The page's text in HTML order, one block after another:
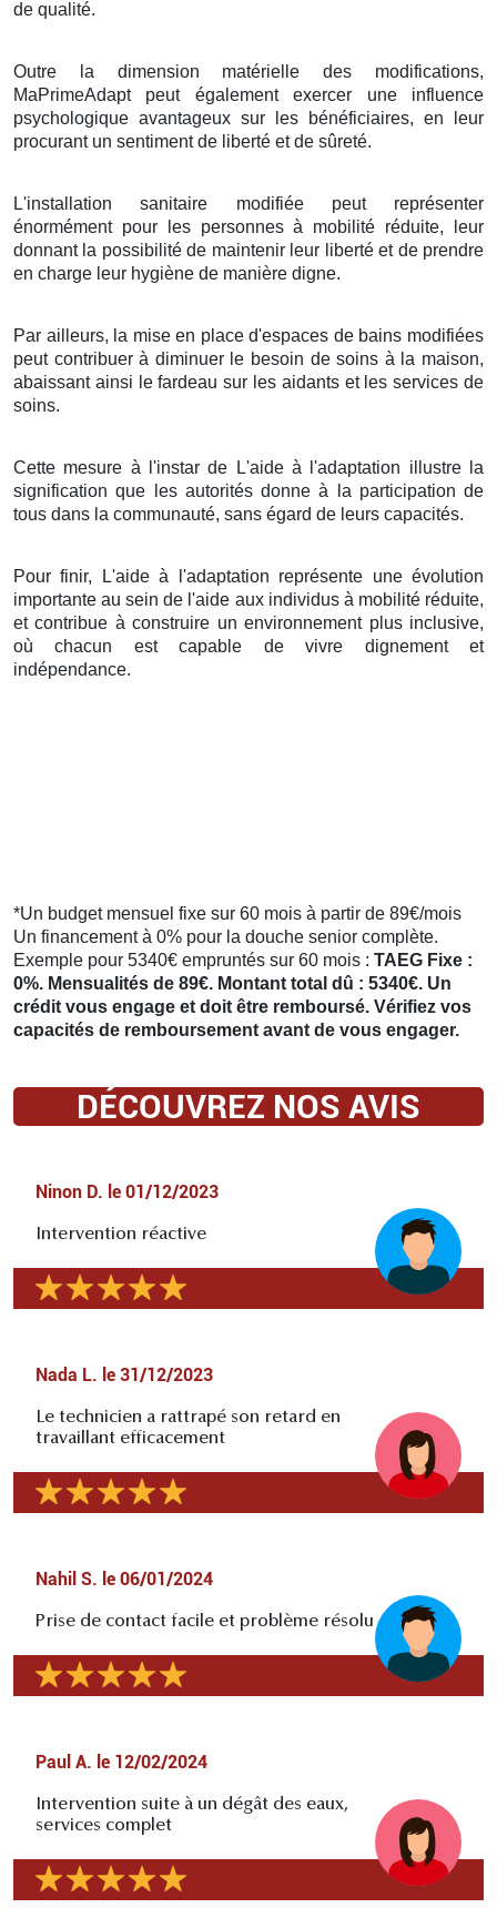
de qualité.
Outre la dimension matérielle des modifications,
MaPrimeAdapt peut également exercer une influence
psychologique avantageux sur les bénéficiaires, en leur
procurant un sentiment de liberté et de sûreté.
L'installation sanitaire modifiée peut représenter
énormément pour les personnes à mobilité réduite, leur
donnant la possibilité de maintenir leur liberté et de prendre
en charge leur hygiène de manière digne.
Par ailleurs, la mise en place d'espaces de bains modifiées
peut contribuer à diminuer le besoin de soins à la maison,
abaissant ainsi le fardeau sur les aidants et les services de
soins.
Cette mesure à l'instar de L'aide à l'adaptation illustre la
signification que les autorités donne à la participation de
tous dans la communauté, sans égard de leurs capacités.
Pour finir, L'aide à l'adaptation représente une évolution
importante au sein de l'aide aux individus à mobilité réduite,
et contribue à construire un environnement plus inclusive,
où chacun est capable de vivre dignement et
indépendance.
*Un budget mensuel fixe sur 60 mois à partir de 89€/mois
Un financement à 0% pour la douche senior complète.
Exemple pour 5340€ empruntés sur 60 mois : TAEG Fixe :
0%. Mensualités de 89€. Montant total dû : 5340€. Un
crédit vous engage et doit être remboursé. Vérifiez vos
capacités de remboursement avant de vous engager.
DÉCOUVREZ NOS AVIS
Ninon D. le 01/12/2023
Intervention réactive
Nada L. le 31/12/2023
Le technicien a rattrapé son retard en
travaillant efficacement
Nahil S. le 06/01/2024
Prise de contact facile et problème résolu
Paul A. le 12/02/2024
Intervention suite à un dégât des eaux,
services complet